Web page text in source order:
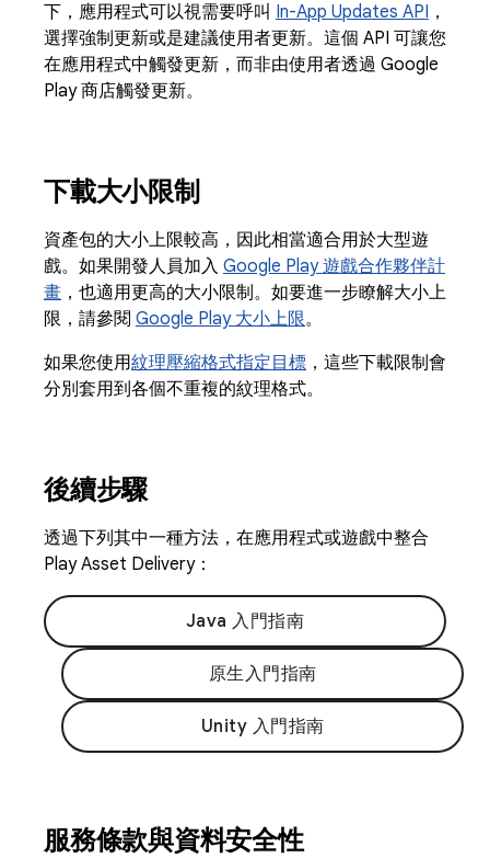
下，應用程式可以視需要呼叫 In-App Updates API ，
選擇強制更新或是建議使用者更新。這個 API 可讓您
在應用程式中觸發更新，而非由使用者透過 Google
Play 商店觸發更新。
下載大小限制
資產包的大小上限較高，因此相當適合用於大型遊
戲。如果開發人員加入 Google Play 遊戲合作夥伴計
畫 ，也適用更高的大小限制。如要進一步瞭解大小上
限，請參閱 Google Play 大小上限。
如果您使用紋理壓縮格式指定目標 ，這些下載限制會
分別套用到各個不重複的紋理格式。
後續步驟
透過下列其中一種方法，在應用程式或遊戲中整合
Play Asset Delivery：
Java 入門指南
原生入門指南
Unity 入門指南
服務條款與資料安全性